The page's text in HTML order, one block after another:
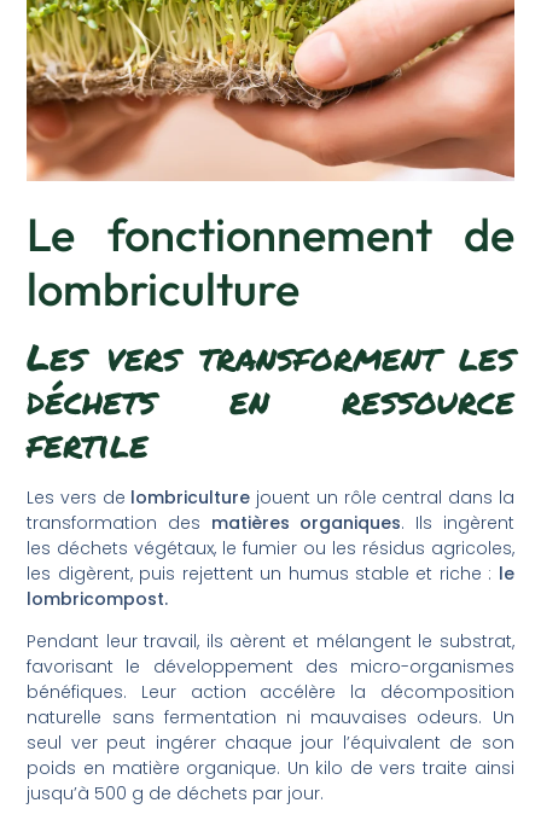
Le fonctionnement de
lombriculture
Les vers transforment les
déchets en ressource
fertile
Les vers de lombriculture jouent un rôle central dans la
transformation des matières organiques. Ils ingèrent
les déchets végétaux, le fumier ou les résidus agricoles,
les digèrent, puis rejettent un humus stable et riche : le
lombricompost.
Pendant leur travail, ils aèrent et mélangent le substrat,
favorisant le développement des micro-organismes
bénéfiques. Leur action accélère la décomposition
naturelle sans fermentation ni mauvaises odeurs. Un
seul ver peut ingérer chaque jour l’équivalent de son
poids en matière organique. Un kilo de vers traite ainsi
jusqu’à 500 g de déchets par jour.